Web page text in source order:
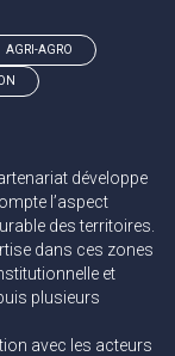
AGRI-AGRO
développe
l’aspect
des territoires.
dans ces zones
et
plusieurs
avec les acteurs